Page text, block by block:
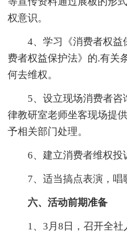
权意识。
4、学习《消费者权益
费者权益保护法》的.有关
何去维权。
5、设立现场消费者咨
律教研室老师坐客现场提
予相关部门处理。
6、建立消费者维权投
7、适当搞点表演，唱
六、活动前期准备
1、3月8日，召开全社